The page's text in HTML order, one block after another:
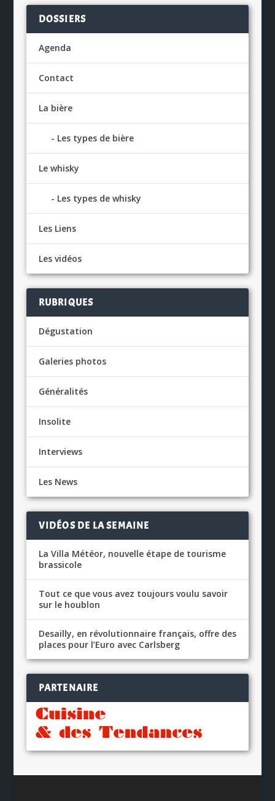
DOSSIERS
Agenda
Contact
La bière
Les types de bière
Le whisky
Les types de whisky
Les Liens
Les vidéos
RUBRIQUES
Dégustation
Galeries photos
Généralités
Insolite
Interviews
Les News
VIDÉOS DE LA SEMAINE
La Villa Météor, nouvelle étape de tourisme
brassicole
Tout ce que vous avez toujours voulu savoir
sur le houblon
Desailly, en révolutionnaire français, offre des
places pour l’Euro avec Carlsberg
PARTENAIRE